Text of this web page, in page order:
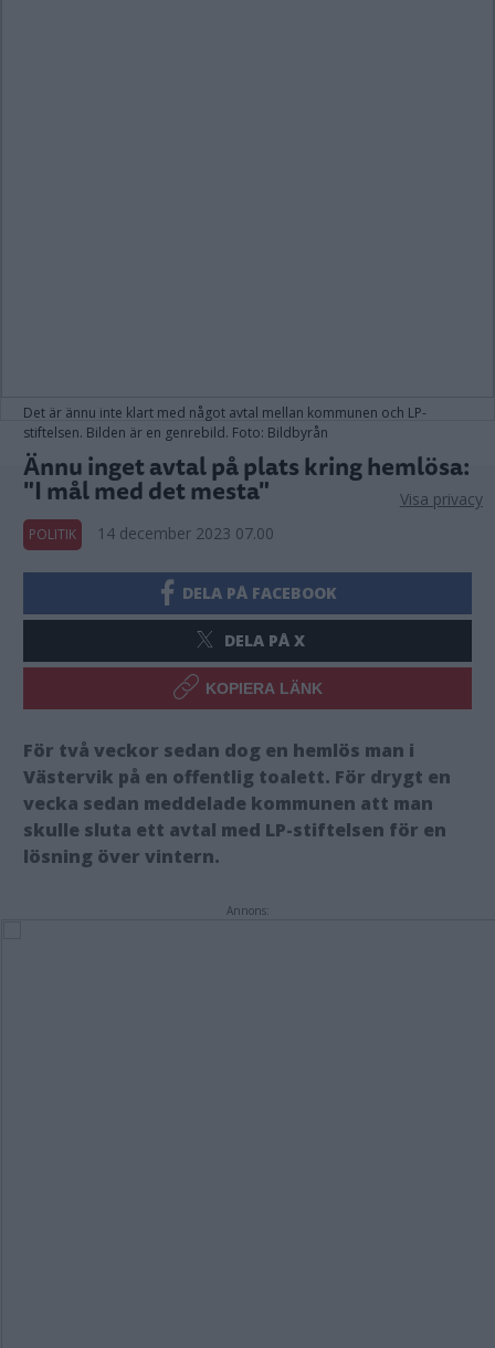
Det är ännu inte klart med något avtal mellan kommunen och LP-
stiftelsen. Bilden är en genrebild. Foto: Bildbyrån
Ännu inget avtal på plats kring hemlösa:
"I mål med det mesta"
POLITIK 14 december 2023 07.00
DELA PÅ FACEBOOK
DELA PÅ X
KOPIERA LÄNK
För två veckor sedan dog en hemlös man i
Västervik på en offentlig toalett. För drygt en
vecka sedan meddelade kommunen att man
skulle sluta ett avtal med LP-stiftelsen för en
lösning över vintern.
Annons:
Visa privacy